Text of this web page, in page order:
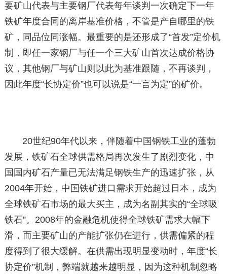
要矿山代表与主要钢厂代表每年谈判一次确定下一年
铁矿年度合同的离岸基准价格，不管是产自哪里的铁
矿，同品位同涨幅。最重要的是还形成了“首发”定价机
制，即任一家钢厂与任一个三大矿山首次达成价格协
议，其他钢厂与矿山则以此为基准跟随，不再谈判，
因此年度“长协定价”也可以说是“一言为定”的矿价。
20世纪90年代以来，伴随着中国钢铁工业的蓬勃
发展，铁矿石全球供需格局再次发生了剧烈变化，中
国国内矿石产量已无法满足钢铁生产的迅速扩张，从
2004年开始，中国铁矿进口需求开始超过日本，成为
全球铁矿石市场的最大买主，成为名副其实的“全球吸
铁石”。2008年的金融危机使得全球铁矿需求大幅下
滑，而主要矿山的产能扩张仍在进行，供需偏紧的程
度得到了很大缓解。在供需出现明显变动时，年度“长
协定价”机制，弊端就越来越明显，因为这种机制忽略